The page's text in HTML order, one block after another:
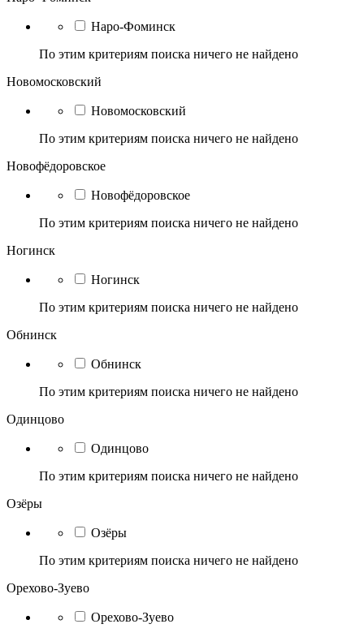
Наро-Фоминск
По этим критериям поиска ничего не найдено
Новомосковский
Новомосковский
По этим критериям поиска ничего не найдено
Новофёдоровское
Новофёдоровское
По этим критериям поиска ничего не найдено
Ногинск
Ногинск
По этим критериям поиска ничего не найдено
Обнинск
Обнинск
По этим критериям поиска ничего не найдено
Одинцово
Одинцово
По этим критериям поиска ничего не найдено
Озёры
Озёры
По этим критериям поиска ничего не найдено
Орехово-Зуево
Орехово-Зуево